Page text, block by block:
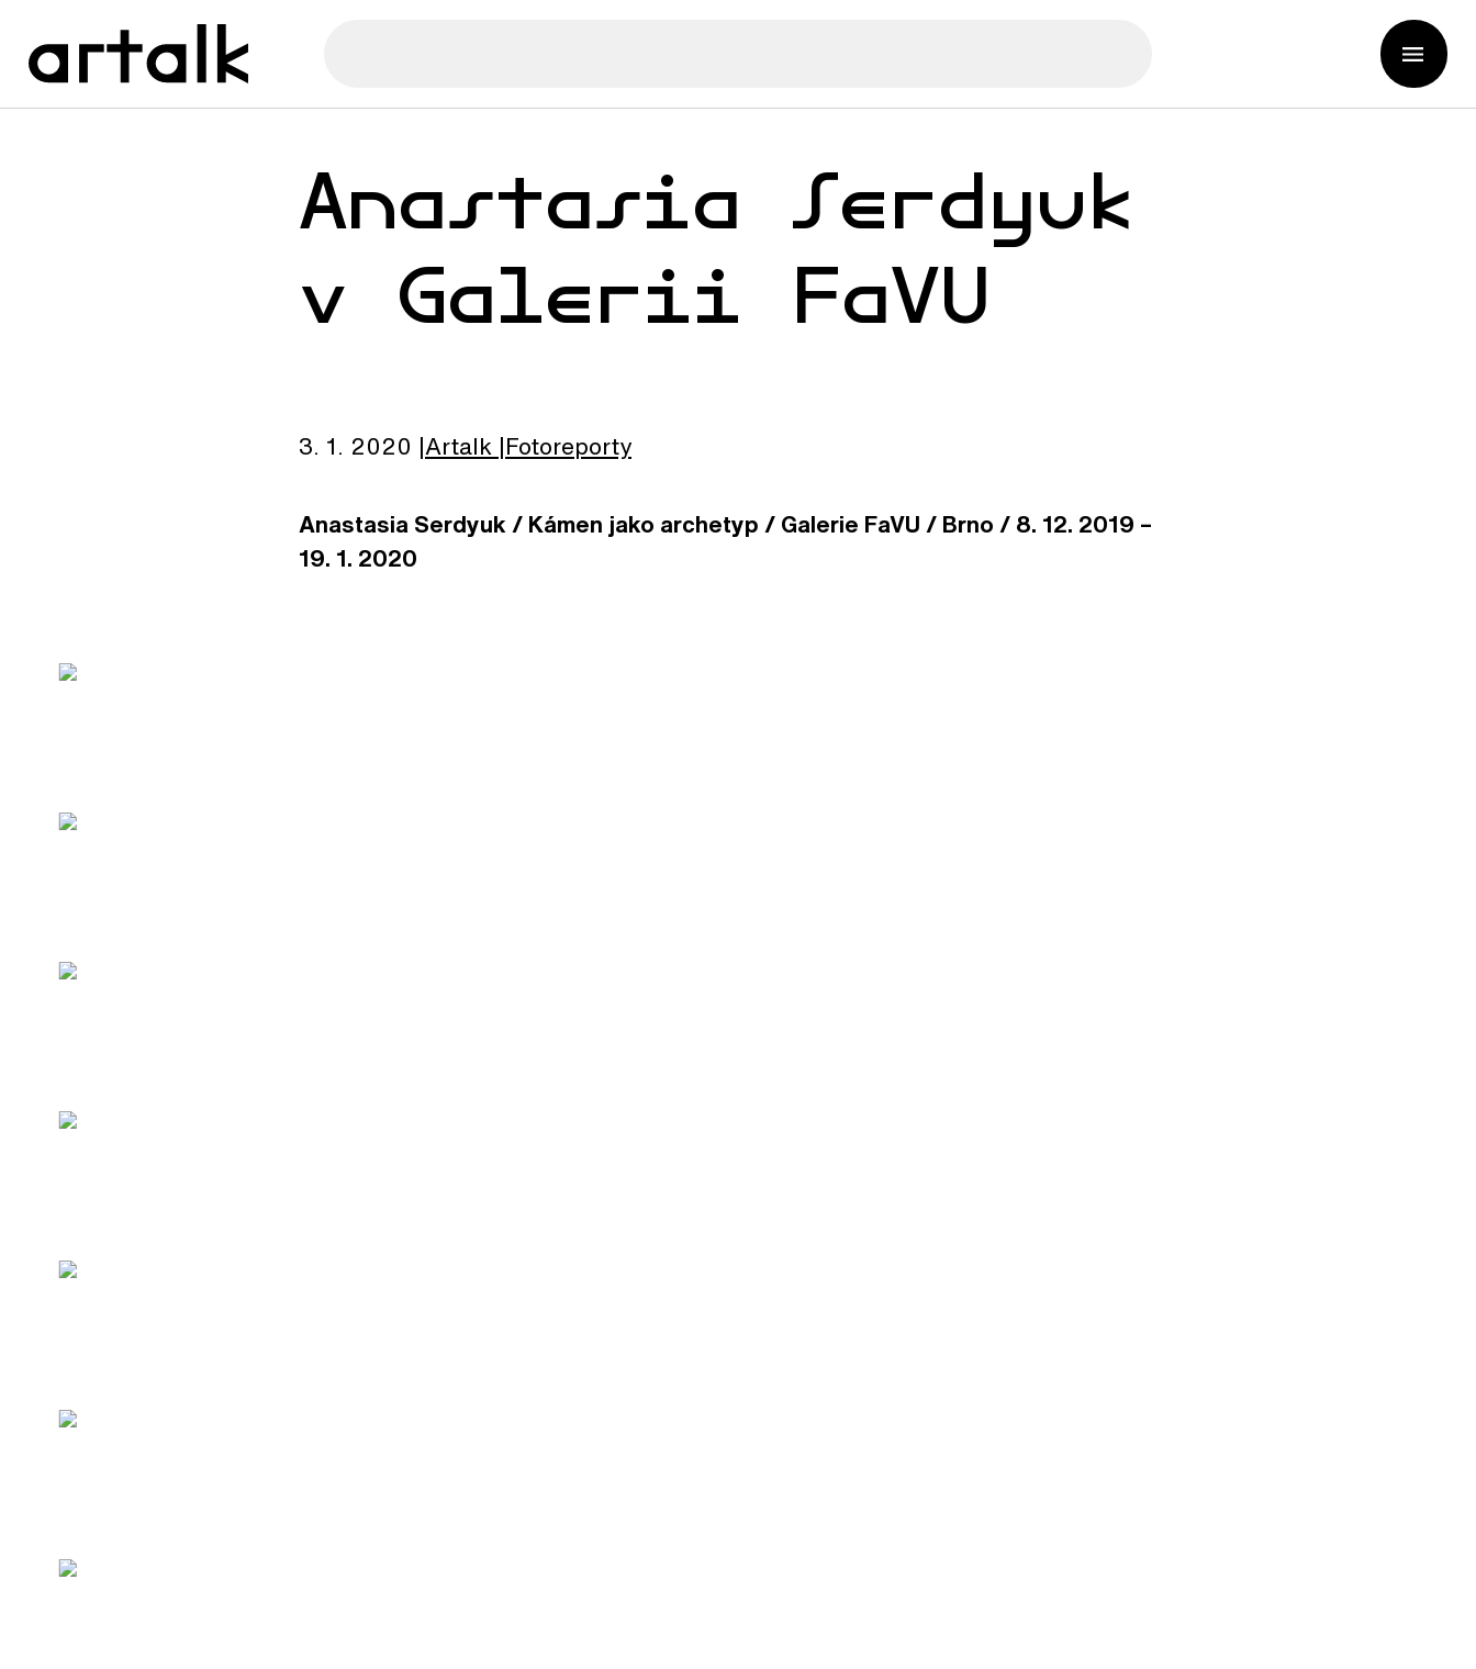
Anastasia Serdyuk
v Galerii FaVU
3. 1. 2020 Artalk Fotoreporty
Anastasia Serdyuk / Kámen jako archetyp / Galerie FaVU / Brno / 8. 12. 2019 –
19. 1. 2020